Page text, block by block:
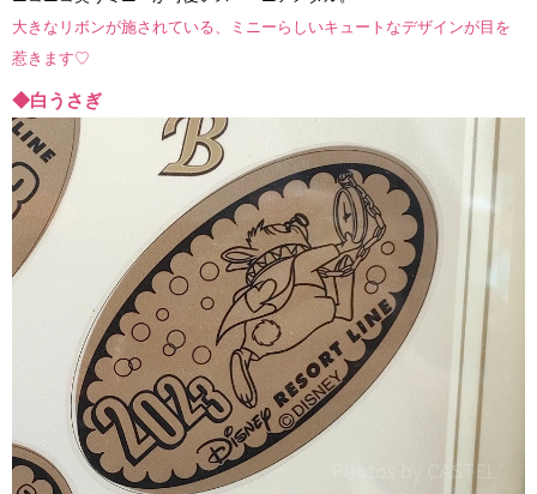
大きなリボンが施されている、ミニーらしいキュートなデザインが目を
惹きます♡
◆白うさぎ